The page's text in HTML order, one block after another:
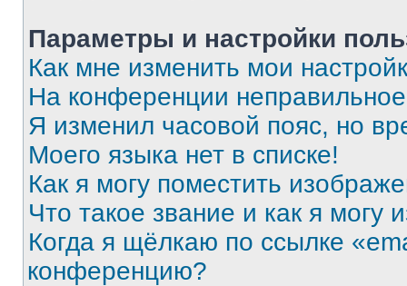
Параметры и настройки
Как мне изменить мои
На конференции
Я изменил часовой пояс, но
Моего языка нет в списке!
Как я могу поместить
Что такое звание и как я могу
Когда я щёлкаю по ссылке
конференцию?